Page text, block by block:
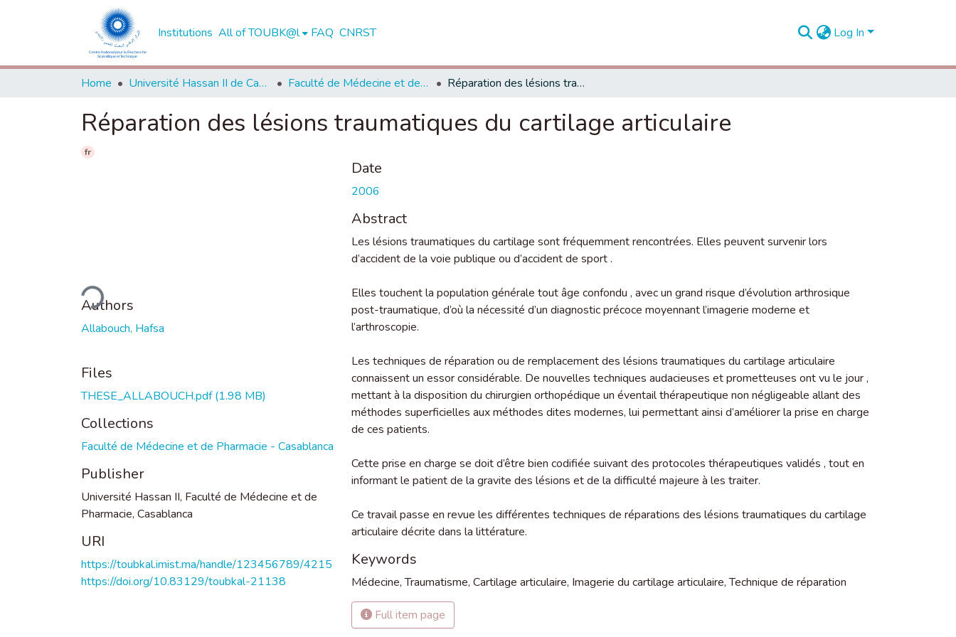
Institutions All of TOUBK@l FAQ CNRST Log In
Home Université Hassan II de Casablanca Faculté de Médecine et de Pharmacie - Casablanca Réparation des lésions traumatiques du cartilage articulaire
Réparation des lésions traumatiques du cartilage articulaire
fr
Loading...
Authors
Allabouch, Hafsa
Files
THESE_ALLABOUCH.pdf(1.98 MB)
Collections
Faculté de Médecine et de Pharmacie - Casablanca
Publisher
Université Hassan II, Faculté de Médecine et de
Pharmacie, Casablanca
URI
https://toubkal.imist.ma/handle/123456789/4215
https://doi.org/10.83129/toubkal-21138
Date
2006
Abstract
Les lésions traumatiques du cartilage sont fréquemment rencontrées. Elles peuvent survenir lors
d’accident de la voie publique ou d’accident de sport .
Elles touchent la population générale tout âge confondu , avec un grand risque d’évolution arthrosique
post-traumatique, d’où la nécessité d’un diagnostic précoce moyennant l’imagerie moderne et
l’arthroscopie.
Les techniques de réparation ou de remplacement des lésions traumatiques du cartilage articulaire
connaissent un essor considérable. De nouvelles techniques audacieuses et prometteuses ont vu le jour ,
mettant à la disposition du chirurgien orthopédique un éventail thérapeutique non négligeable allant des
méthodes superficielles aux méthodes dites modernes, lui permettant ainsi d’améliorer la prise en charge
de ces patients.
Cette prise en charge se doit d’être bien codifiée suivant des protocoles thérapeutiques validés , tout en
informant le patient de la gravite des lésions et de la difficulté majeure à les traiter.
Ce travail passe en revue les différentes techniques de réparations des lésions traumatiques du cartilage
articulaire décrite dans la littérature.
Keywords
Médecine,Traumatisme, Cartilage articulaire, Imagerie du cartilage articulaire,Technique de réparation
Full item page